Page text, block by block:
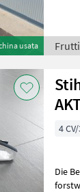
usata
4
Die